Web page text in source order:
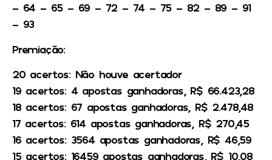
– 64 – 65 – 69 – 72 – 74 – 75 – 82 – 89 – 91
– 93
Premiação:
20 acertos: Não houve acertador
19 acertos: 4 apostas ganhadoras, R$ 66.423,28
18 acertos: 67 apostas ganhadoras, R$ 2.478,48
17 acertos: 614 apostas ganhadoras, R$ 270,45
16 acertos: 3564 apostas ganhadoras, R$ 46,59
15 acertos: 16459 apostas ganhadoras, R$ 10,08